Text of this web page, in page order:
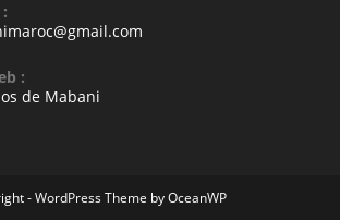
:
de Mabani
- WordPress Theme by OceanWP